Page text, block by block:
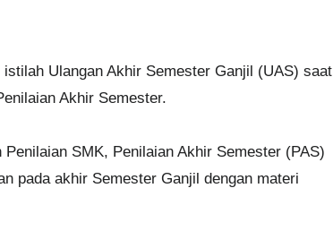
Ulangan Akhir Semester Ganjil (UAS) saat
Akhir Semester.
SMK, Penilaian Akhir Semester (PAS)
pada akhir Semester Ganjil dengan materi